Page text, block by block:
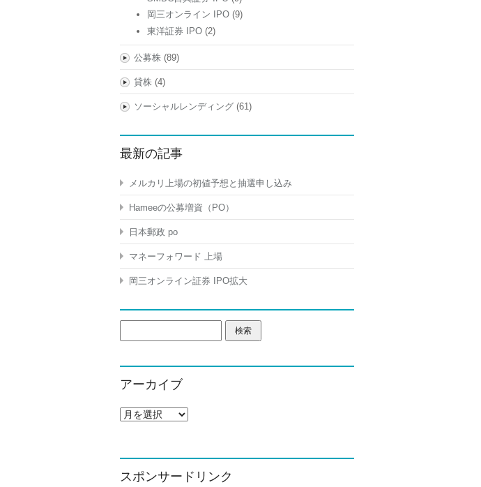
岡三オンライン IPO (9)
東洋証券 IPO (2)
公募株(89)
貸株(4)
ソーシャルレンディング(61)
最新の記事
メルカリ上場の初値予想と抽選申し込み
Hameeの公募増資（PO）
日本郵政 po
マネーフォワード 上場
岡三オンライン証券 IPO拡大
索:
アーカイブ
ア
イ
ブ
スポンサードリンク